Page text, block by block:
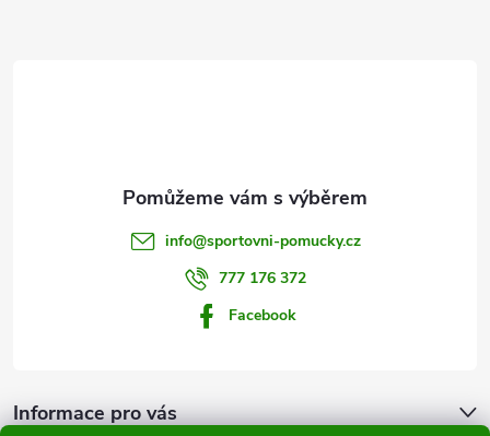
info@sportovni-pomucky.cz
777 176 372
Facebook
Informace pro vás